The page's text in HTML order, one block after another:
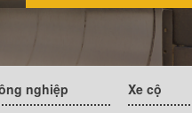
nghiệp Xe cộ